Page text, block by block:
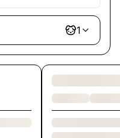
1
formules…